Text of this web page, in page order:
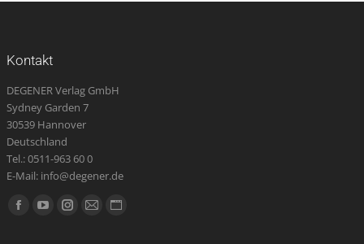
Kontakt
DEGENER Verlag GmbH
Sydney Garden 7
30539 Hannover
Deutschland
Tel.: 0511-963 60 0
E-Mail: info@degener.de
Finden Sie uns auf:
FacebookYouTubeInstagram
E-
Website